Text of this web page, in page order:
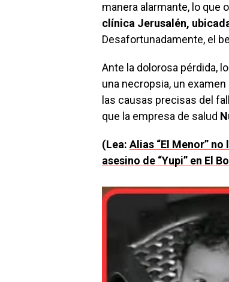
manera alarmante, lo que
clínica Jerusalén,
Desafortunadamente, el
Ante la dolorosa pérdida,
una necropsia, un
las causas precisas del
que la empresa de salud
(Lea: Alias “El Menor”
asesino de “Yupi” en El